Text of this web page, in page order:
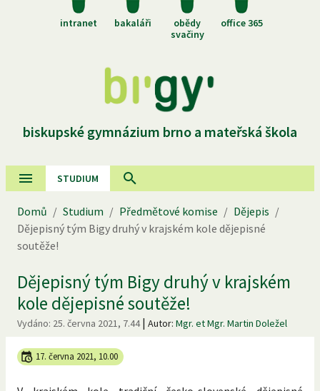
intranet bakaláři
obědy
svačiny
office 365
biskupské gymnázium brno a mateřská škola
STUDIUM
Domů / Studium / Předmětové komise / Dějepis /
Dějepisný tým Bigy druhý v krajském kole dějepisné
soutěže!
Dějepisný tým Bigy druhý v krajském
kole dějepisné soutěže!
Vydáno: 25. června 2021, 7.44| Autor: Mgr. et Mgr. Martin Doležel
17. června 2021, 10.00